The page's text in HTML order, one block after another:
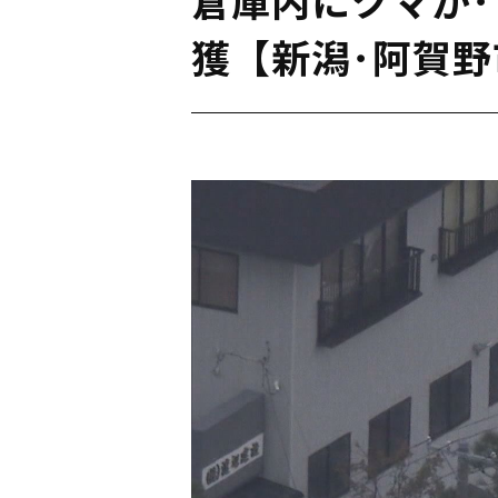
獲【新潟･阿賀